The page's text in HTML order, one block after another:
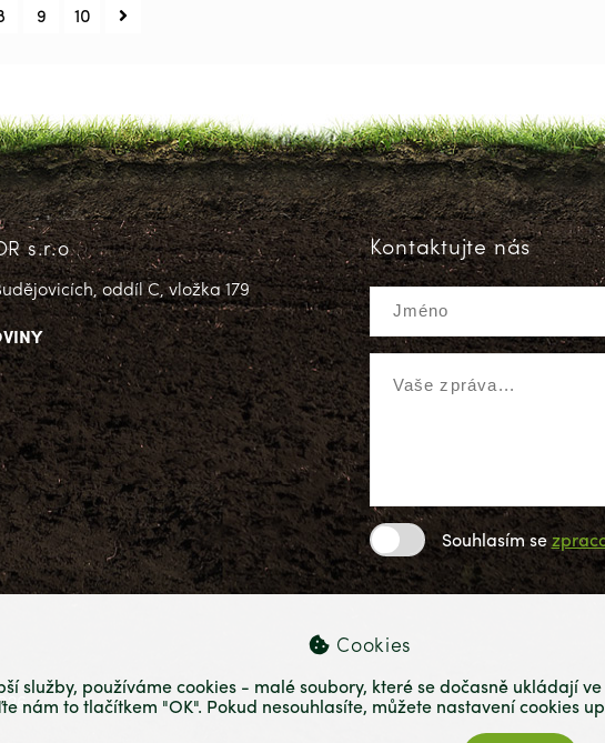
9 10
s.r.o
oddíl C, vložka 179
Kontaktujte nás
Souhlasím se
Cookies
služby, používáme cookies - malé soubory, které se dočasně ukládají
nám to tlačítkem "OK". Pokud nesouhlasíte, můžete nastavení cookies